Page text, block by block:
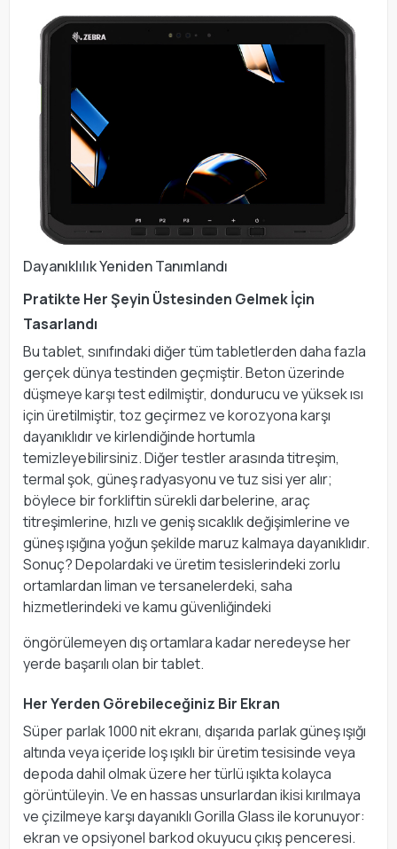
Dayanıklılık Yeniden Tanımlandı
Pratikte Her Şeyin Üstesinden Gelmek İçin
Tasarlandı
Bu tablet, sınıfındaki diğer tüm tabletlerden daha fazla
gerçek dünya testinden geçmiştir. Beton üzerinde
düşmeye karşı test edilmiştir, dondurucu ve yüksek ısı
için üretilmiştir, toz geçirmez ve korozyona karşı
dayanıklıdır ve kirlendiğinde hortumla
temizleyebilirsiniz. Diğer testler arasında titreşim,
termal şok, güneş radyasyonu ve tuz sisi yer alır;
böylece bir forkliftin sürekli darbelerine, araç
titreşimlerine, hızlı ve geniş sıcaklık değişimlerine ve
güneş ışığına yoğun şekilde maruz kalmaya dayanıklıdır.
Sonuç? Depolardaki ve üretim tesislerindeki zorlu
ortamlardan liman ve tersanelerdeki, saha
hizmetlerindeki ve kamu güvenliğindeki
öngörülemeyen dış ortamlara kadar neredeyse her
yerde başarılı olan bir tablet.
Her Yerden Görebileceğiniz Bir Ekran
Süper parlak 1000 nit ekranı, dışarıda parlak güneş ışığı
altında veya içeride loş ışıklı bir üretim tesisinde veya
depoda dahil olmak üzere her türlü ışıkta kolayca
görüntüleyin. Ve en hassas unsurlardan ikisi kırılmaya
ve çizilmeye karşı dayanıklı Gorilla Glass ile korunuyor:
ekran ve opsiyonel barkod okuyucu çıkış penceresi.